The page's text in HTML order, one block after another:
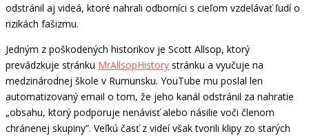
odstránil aj videá, ktoré nahrali odborníci s cieľom vzdelávať ľudí o
rizikách fašizmu.
Jedným z poškodených historikov je Scott Allsop, ktorý
prevádzkuje stránku MrAllsopHistory stránku a vyučuje na
medzinárodnej škole v Rumunsku. YouTube mu poslal len
automatizovaný email o tom, že jeho kanál odstránil za nahratie
„obsahu, ktorý podporuje nenávisť alebo násilie voči členom
chránenej skupiny”. Veľkú časť z videí však tvorili klipy zo starých